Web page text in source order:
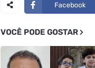
Facebook
VOCÊ PODE GOSTAR